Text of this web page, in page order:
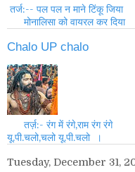
तर्ज:-- पल पल न माने टिंकू
मोनालिसा को वायरल कर
Chalo UP chalo
तर्ज़:- रंग में रंगे,राम
यू.पी.चलो,चलो
Tuesday, December 31,